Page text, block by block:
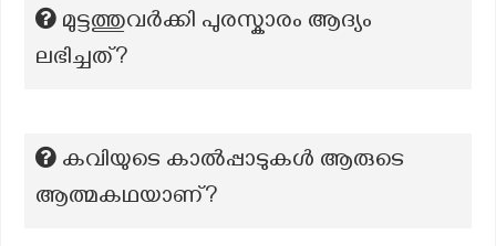
മുട്ടത്തുവര്‍ക്കി പുരസ്കാരം ആദ്യം
ലഭിച്ചത്?
കവിയുടെ കാൽപ്പാടുകൾ ആരുടെ
ആത്മകഥയാണ്?